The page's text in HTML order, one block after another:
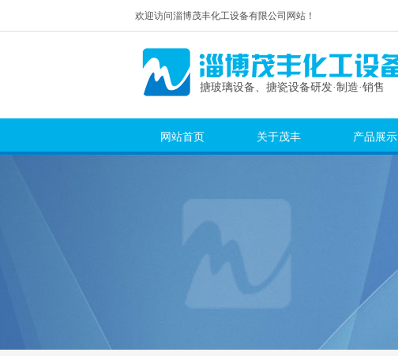
欢迎访问淄博茂丰化工设备有限公司网站！
搪玻璃设备、搪瓷设备研发·制造·销售
网站首页 关于茂丰 产品展示